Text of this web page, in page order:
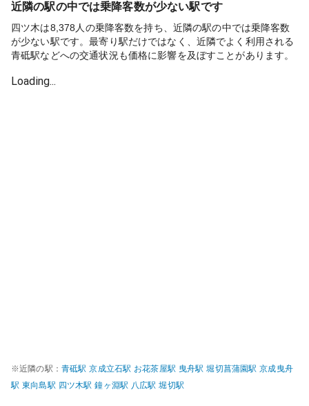
近隣の駅の中では乗降客数が少ない駅です
四ツ木は8,378人の乗降客数を持ち、近隣の駅の中では乗降客数
が少ない駅です。最寄り駅だけではなく、近隣でよく利用される
青砥駅などへの交通状況も価格に影響を及ぼすことがあります。
Loading...
※近隣の駅： 青砥駅 京成立石駅 お花茶屋駅 曳舟駅 堀切菖蒲園駅 京成曳舟
駅 東向島駅 四ツ木駅 鐘ヶ淵駅 八広駅 堀切駅